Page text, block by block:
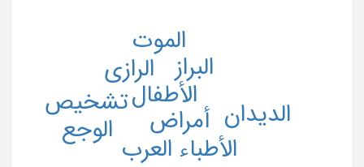
أمراض
الأطباء العرب
الأطفال
البراز
الدیدان
الرازی
الموت
الوجع
تشخیص